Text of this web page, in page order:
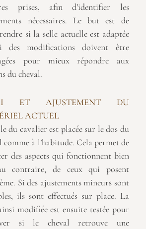
prises, afin d’identifier les
nécessaires. Le but est de
si la selle actuelle est adaptée
des modifications doivent être
pour mieux répondre aux
du cheval.
ET AJUSTEMENT DU
ACTUEL
du cavalier est placée sur le dos du
comme à l’habitude. Cela permet de
des aspects qui fonctionnent bien
contraire, de ceux qui posent
Si des ajustements mineurs sont
ils sont effectués sur place. La
modifiée est ensuite testée pour
si le cheval retrouve une